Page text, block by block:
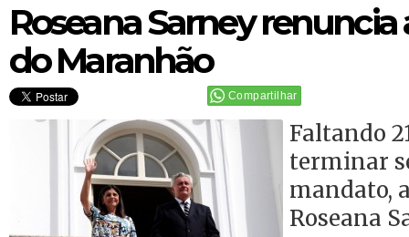
Roseana Sarney
do Maranhão
Compartilhar
Faltando
terminar
mandato,
Roseana